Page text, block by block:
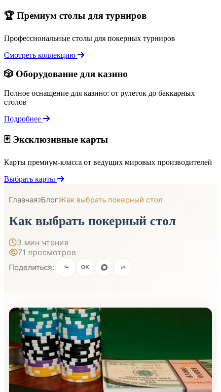
🏆 Премиум столы для турниров
Профессиональные столы для покерных турниров
Смотреть коллекцию
🎲 Оборудование для казино
Полное оснащение для казино: от рулеток до баккарных
столов
Подробнее
🃏 Эксклюзивные карты
Карты премиум-класса от ведущих мировых производителей
Выбрать карты
Главная Блог Как выбрать покерный стол
Как выбрать покерный стол
3 мин чтения
71 просмотров
Поделиться: OK